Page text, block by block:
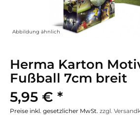
Abbildung ähnlich
Herma Karton
Fußball 7cm breit
5,95 € *
Preise inkl. gesetzlicher MwSt. zzgl.